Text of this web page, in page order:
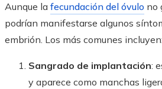
Aunque la fecundación del óvulo no
podrían manifestarse algunos
embrión. Los más comunes incluyen:
Sangrado de implantación:
y aparece como manchas